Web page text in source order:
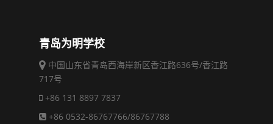
青岛为明学校
中国山东省青岛西海岸新区香江路636号/香江路
717号
+86 131 8897 7837
+86 0532-86767766/86767788